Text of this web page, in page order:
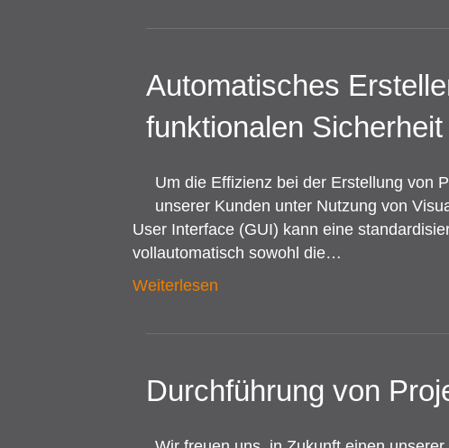
Automatisches
funktionalen Sicherheit
Um die Effizienz bei der Erstellung von
unserer Kunden unter Nutzung von
User Interface (GUI) kann eine
vollautomatisch sowohl die…
Weiterlesen
Durchführung von